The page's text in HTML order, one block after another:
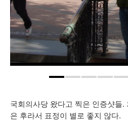
국회의사당 왔다고 찍은 인증샷들.
은 후라서 표정이 별로 좋지 않다.